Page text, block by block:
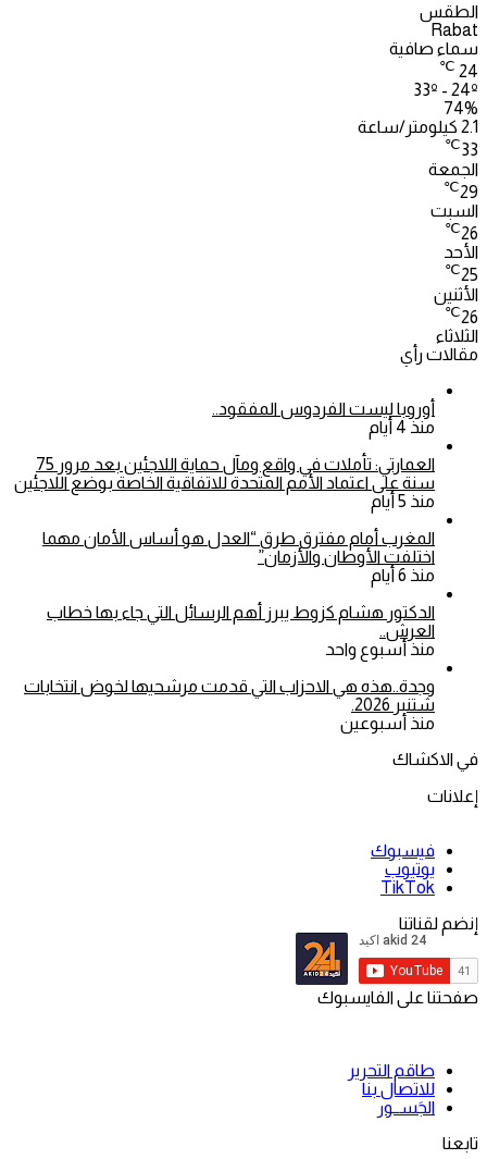
الطقس
Rabat
سماء صافية
24
℃
33º - 24º
74%
2.1 كيلومتر/ساعة
33
℃
الجمعة
29
℃
السبت
26
℃
الأحد
25
℃
الأثنين
26
℃
الثلاثاء
مقالات رأي
أوروبا ليست الفردوس المفقود..
منذ 4 أيام
العمارتي: تأملات في واقع ومآل حماية اللاجئين بعد مرور 75
سنة على اعتماد الأمم المتحدة للاتفاقية الخاصة بوضع اللاجئين
منذ 5 أيام
المغرب أمام مفترق طرق “العدل هو أساس الأمان مهما
اختلفت الأوطان والأزمان”
منذ 6 أيام
الدكتور هشام كزوط يبرز أهم الرسائل التي جاء بها خطاب
العرش..
منذ أسبوع واحد
وجدة..هذه هي الاحزاب التي قدمت مرشحيها لخوض انتخابات
شتنبر 2026.
منذ أسبوعين
في الاكشاك
إعلانات
فيسبوك
يوتيوب
‫TikTok
إنضم لقناتنا
صفحتنا على الفايسبوك
طاقم التحرير
للاتصال بنا
الجَســور
تابعنا